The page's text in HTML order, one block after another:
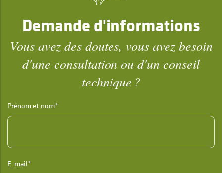
Demande d'informations
Vous avez des doutes, vous avez besoin
d'une consultation ou d'un conseil
technique ?
Prénom et nom*
E-mail*